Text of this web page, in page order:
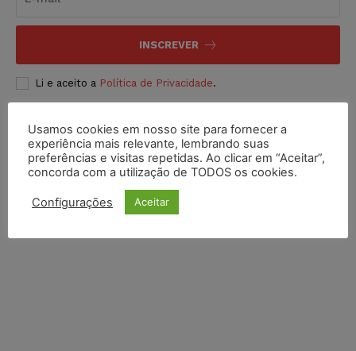
INSCREVER
Li e aceito a Política de Privacidade.
Usamos cookies em nosso site para fornecer a
experiência mais relevante, lembrando suas
preferências e visitas repetidas. Ao clicar em “Aceitar”,
concorda com a utilização de TODOS os cookies.
Configurações Aceitar